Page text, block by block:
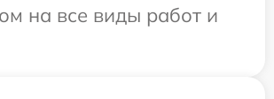
на все виды работ и